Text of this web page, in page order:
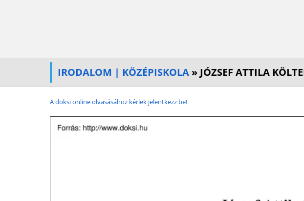
IRODALOM | KÖZÉPISKOLA » JÓZSEF ATTILA
A doksi online olvasásához kérlek jelentkezz be!